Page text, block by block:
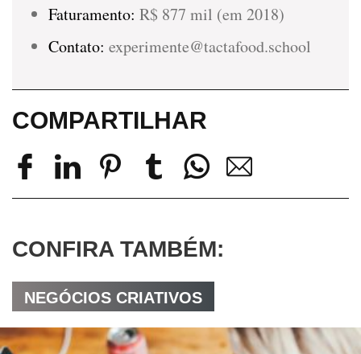
Faturamento: R$ 877 mil (em 2018)
Contato: experimente@tactafood.school
COMPARTILHAR
CONFIRA TAMBÉM:
NEGÓCIOS CRIATIVOS